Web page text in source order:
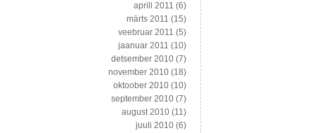
aprill 2011 (6)
märts 2011 (15)
veebruar 2011 (5)
jaanuar 2011 (10)
detsember 2010 (7)
november 2010 (18)
oktoober 2010 (10)
september 2010 (7)
august 2010 (11)
juuli 2010 (6)